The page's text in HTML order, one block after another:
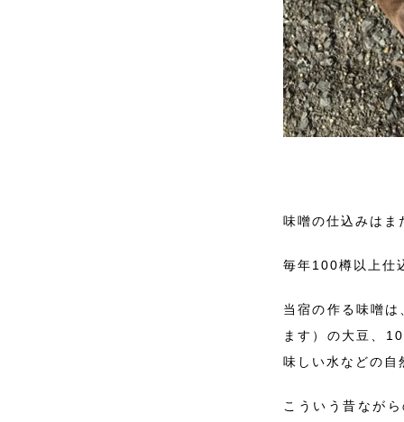
味噌の仕込みはま
毎年100樽以上仕
当宿の作る味噌
ます）の大豆、
味しい水などの自
こういう昔なが